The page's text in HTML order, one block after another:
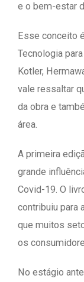
e o bem-estar
Esse conceito
Tecnologia
Kotler,
vale ressaltar
da obra e
área.
A primeira
grande
Covid-19. O
contribuiu para
que muitos
os
No estágio